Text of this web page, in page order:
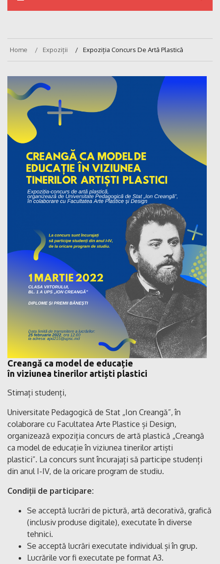
Home Expoziții Expoziția Concurs De Artă Plastică
Creangă ca model de educație
în viziunea tinerilor artiști plastici
Stimați studenți,
Universitate Pedagogică de Stat „Ion Creangă”, în
colaborare cu Facultatea Arte Plastice și Design,
organizează expoziția concurs de artă plastică „Creangă
ca model de educație în viziunea tinerilor artiști
plastici”. La concurs sunt încurajați să participe studenți
din anul I-IV, de la oricare program de studiu.
Condiții de participare:
Se acceptă lucrări de pictură, artă decorativă, grafică
(inclusiv produse digitale), executate în diverse
tehnici.
Se acceptă lucrări executate individual și în grup.
Lucrările vor fi executate pe format A3.